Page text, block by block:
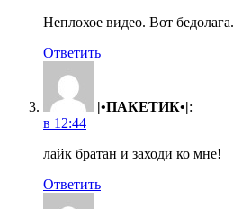
Неплохое видео. Вот бедолага.
Ответить
|•ПАКЕТИК•|:
в 12:44
лайк братан и заходи ко мне!
Ответить